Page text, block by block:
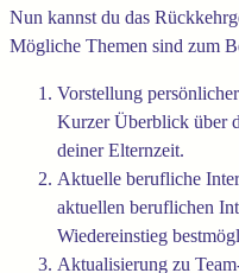
Nun kannst du das
Mögliche Themen sind zum
Vorstellung
Kurzer Überblick über
deiner Elternzeit.
Aktuelle berufliche
aktuellen beruflichen
Wiedereinstieg
Aktualisierung zu